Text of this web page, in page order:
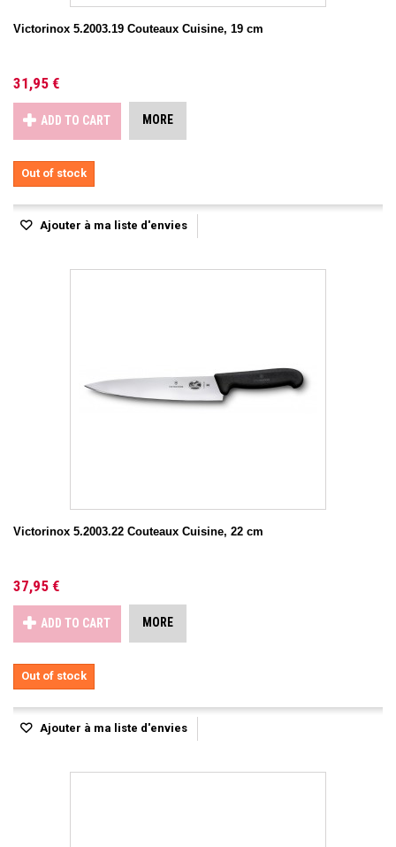
Victorinox 5.2003.19 Couteaux Cuisine, 19 cm
31,95 €
ADD TO CART MORE
Out of stock
Ajouter à ma liste d'envies
Victorinox 5.2003.22 Couteaux Cuisine, 22 cm
37,95 €
ADD TO CART MORE
Out of stock
Ajouter à ma liste d'envies